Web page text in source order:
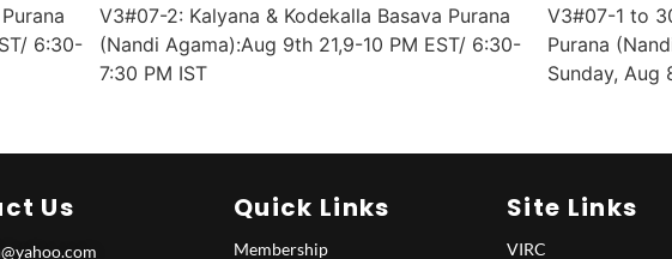
6:30-
V3#07-2: Kalyana & Kodekalla Basava Purana
(Nandi Agama):Aug 9th 21,9-10 PM EST/ 6:30-
7:30 PM IST
V3#07-1 to
Purana
Sunday, Aug
Us Quick Links
Membership
Site Links
VIRC